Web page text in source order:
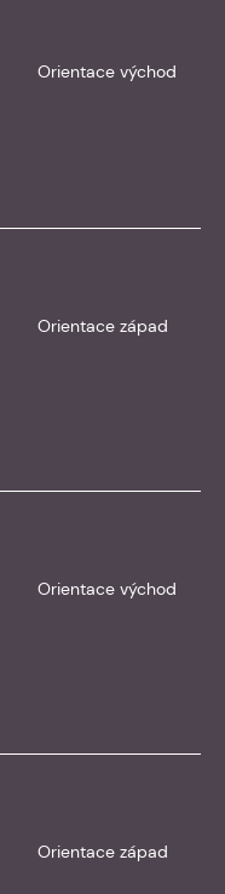
Orientace východ
Orientace západ
Orientace východ
Orientace západ